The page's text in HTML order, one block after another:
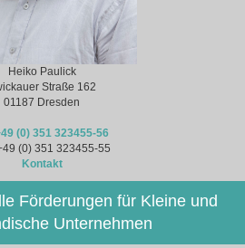
Heiko Paulick
Straße 162
01187 Dresden
(0) 351 323455-56
(0) 351 323455-55
Kontakt
Förderungen für Kleine und
Unternehmen